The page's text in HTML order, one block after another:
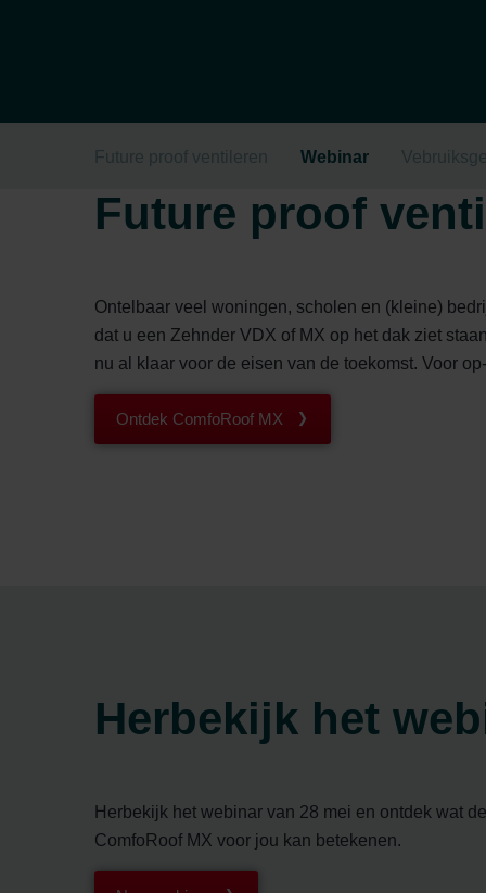
Future proof ventileren Webinar
Future proof
Ontelbaar veel woningen, scholen en (kleine)
dat u een Zehnder VDX of MX op het dak ziet
nu al klaar voor de eisen van de toekomst. Voor
Ontdek ComfoRoof MX
Herbekijk het
Herbekijk het webinar van 28 mei en ontdek wat
ComfoRoof MX voor jou kan betekenen.